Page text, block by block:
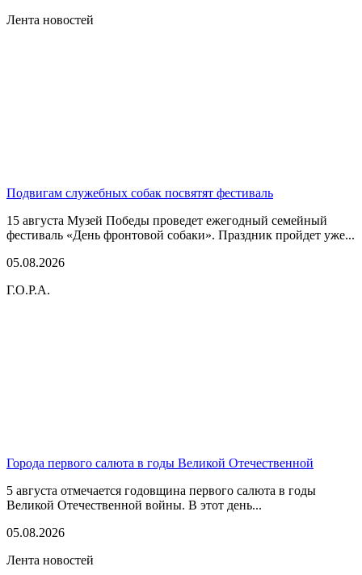
Лента новостей
Подвигам служебных собак посвятят фестиваль
15 августа Музей Победы проведет ежегодный семейный
фестиваль «День фронтовой собаки». Праздник пройдет уже...
05.08.2026
Г.О.Р.А.
Города первого салюта в годы Великой Отечественной
5 августа отмечается годовщина первого салюта в годы
Великой Отечественной войны. В этот день...
05.08.2026
Лента новостей